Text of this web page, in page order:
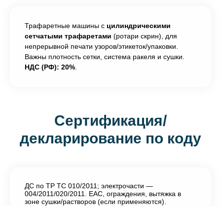
Трафаретные машины с цилиндрическими
сетчатыми трафаретами (ротари скрин), для
непрерывной печати узоров/этикеток/упаковки.
Важны плотность сетки, система ракеля и сушки.
НДС (РФ): 20%
Сертификация/
декларирование по коду
ДС по ТР ТС 010/2011; электрочасти —
004/2011/020/2011. EAC, ограждения, вытяжка в
зоне сушки/растворов (если применяются).